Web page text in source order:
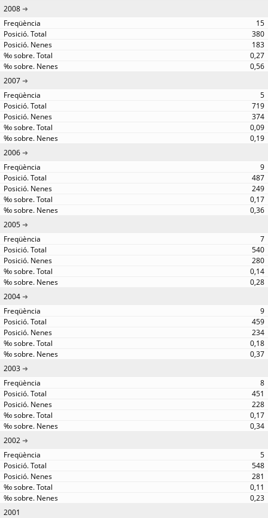
2008
15
380
183
0,27
0,56
2007
5
719
374
0,09
0,19
2006
9
487
249
0,17
0,36
2005
7
540
280
0,14
0,28
2004
9
459
234
0,18
0,37
2003
8
451
228
0,17
0,34
2002
5
548
281
0,11
0,23
2001